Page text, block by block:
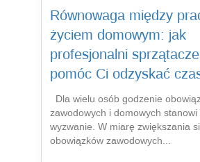
Równowaga między
życiem domowym: jak
profesjonalni
pomóc Ci odzyskać
Dla wielu osób godzenie
zawodowych i domowych stanowi
wyzwanie. W miarę zwiększania
obowiązków zawodowych...